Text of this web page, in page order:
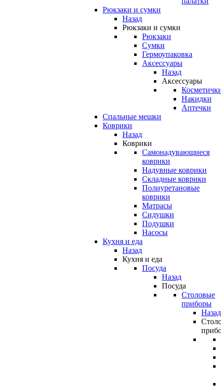
Рюкзаки и сумки
Назад
Рюкзаки и сумки
Рюкзаки
Сумки
Гермоупаковка
Аксессуары
Назад
Аксессуары
Накидки
Аптечки
Спальные мешки
Коврики
Назад
Коврики
Самонадувающиеся
коврики
Надувные коврики
Складные коврики
Полиуретановые
коврики
Матрасы
Сидушки
Подушки
Насосы
Кухня и еда
Назад
Кухня и еда
Посуда
Назад
Посуда
Столовые
приборы
Назад